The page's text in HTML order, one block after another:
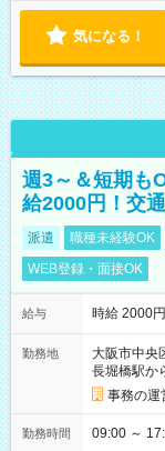
気になる！
週3～＆短期も
給2000円！交
派遣 職種未経験OK
WEB登録・面接OK
給与 時給 2000
勤務地
大阪市中央
長堀橋駅か
事務の運
勤務時間 09:00 ～